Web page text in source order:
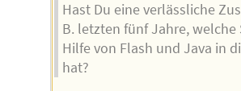
Hast Du eine verlässliche
B. letzten fünf Jahre,
Hilfe von Flash und Java in
hat?